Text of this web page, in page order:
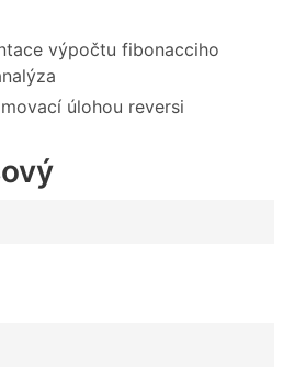
výpočtu fibonacciho
úlohou reversi